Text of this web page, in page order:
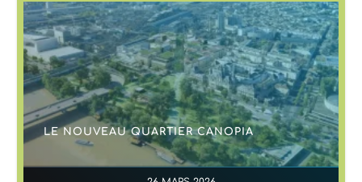
LE NOUVEAU QUARTIER CANOPIA